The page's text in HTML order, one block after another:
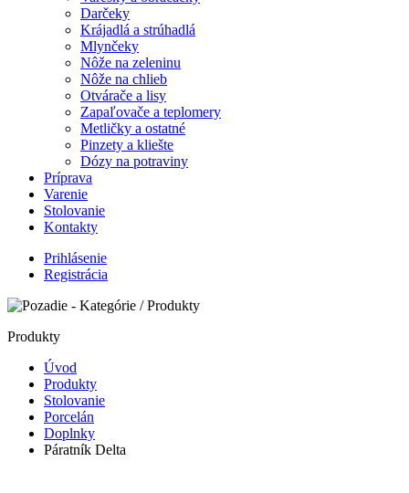
Darčeky
Krájadlá a strúhadlá
Mlynčeky
Nôže na zeleninu
Nôže na chlieb
Otvárače a lisy
Zapaľovače a teplomery
Metličky a ostatné
Pinzety a kliešte
Dózy na potraviny
Príprava
Varenie
Stolovanie
Kontakty
Prihlásenie
Registrácia
Produkty
Úvod
Produkty
Stolovanie
Porcelán
Doplnky
Páratník Delta